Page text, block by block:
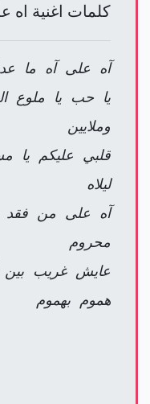
كلمات اغنية اه
آه على آه ما
يا حب يا ملوع
وملايين
قلبي عليكم يا
ليلاه
آه على من
محروم
عايش غريب بين
هموم بهموم